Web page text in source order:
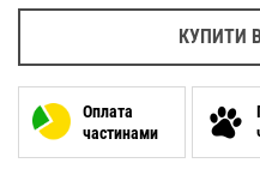
L
XL
XXL
КУПИТИ
Написати у WhatsApp
Оплата
частинами